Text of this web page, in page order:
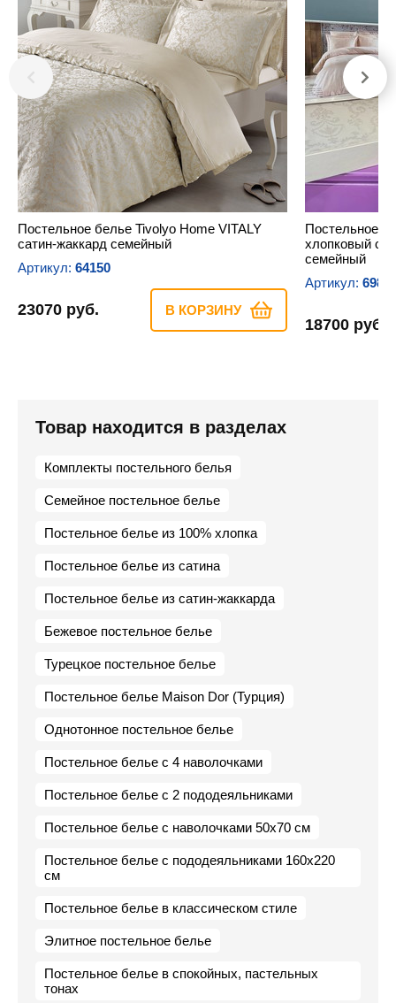
Постельное белье Tivolyo Home VITALY
сатин-жаккард семейный
Артикул: 64150
23070 руб. В КОРЗИНУ
Постельное
хлопковый
семейный
Артикул:
18700 руб.
Товар находится в разделах
Комплекты постельного белья
Семейное постельное белье
Постельное белье из 100% хлопка
Постельное белье из сатина
Постельное белье из сатин-жаккарда
Бежевое постельное белье
Турецкое постельное белье
Постельное белье Maison Dor (Турция)
Однотонное постельное белье
Постельное белье с 4 наволочками
Постельное белье с 2 пододеяльниками
Постельное белье с наволочками 50х70 см
Постельное белье с пододеяльниками 160х220
см
Постельное белье в классическом стиле
Элитное постельное белье
Постельное белье в спокойных, пастельных
тонах